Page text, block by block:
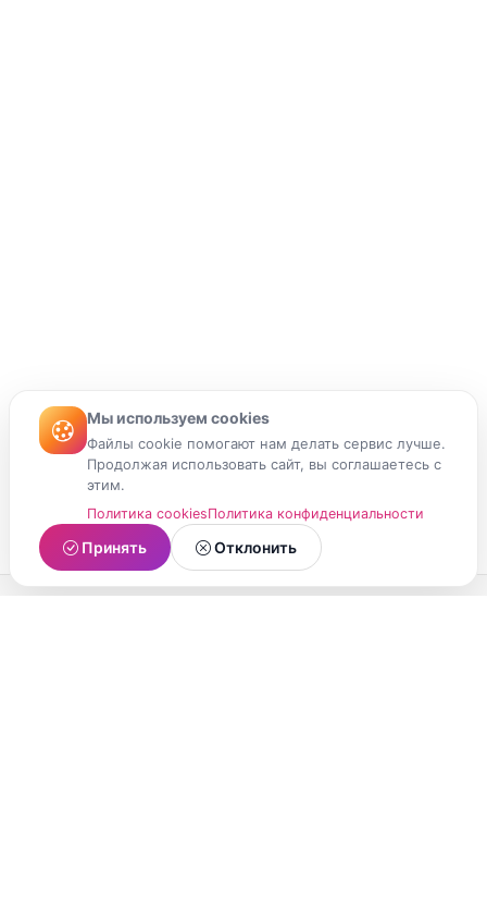
Мы используем cookies
Файлы cookie помогают нам делать сервис лучше.
Продолжая использовать сайт, вы соглашаетесь с
этим.
Политика cookiesПолитика конфиденциальности
Принять Отклонить